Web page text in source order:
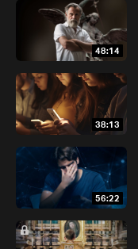
48:14
38:13
56:22